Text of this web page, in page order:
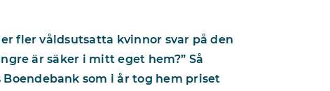
fler våldsutsatta kvinnor svar på den
är säker i mitt eget hem?” Så
som i år tog hem priset